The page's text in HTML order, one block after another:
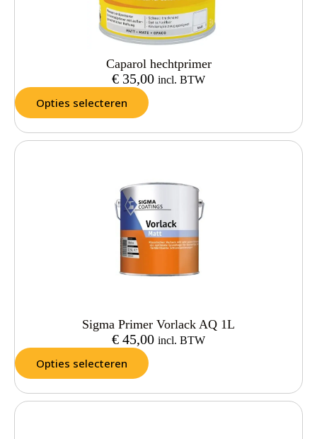
Caparol hechtprimer
€ 35,00 incl. BTW
Opties selecteren
Sigma Primer Vorlack AQ 1L
€ 45,00 incl. BTW
Opties selecteren